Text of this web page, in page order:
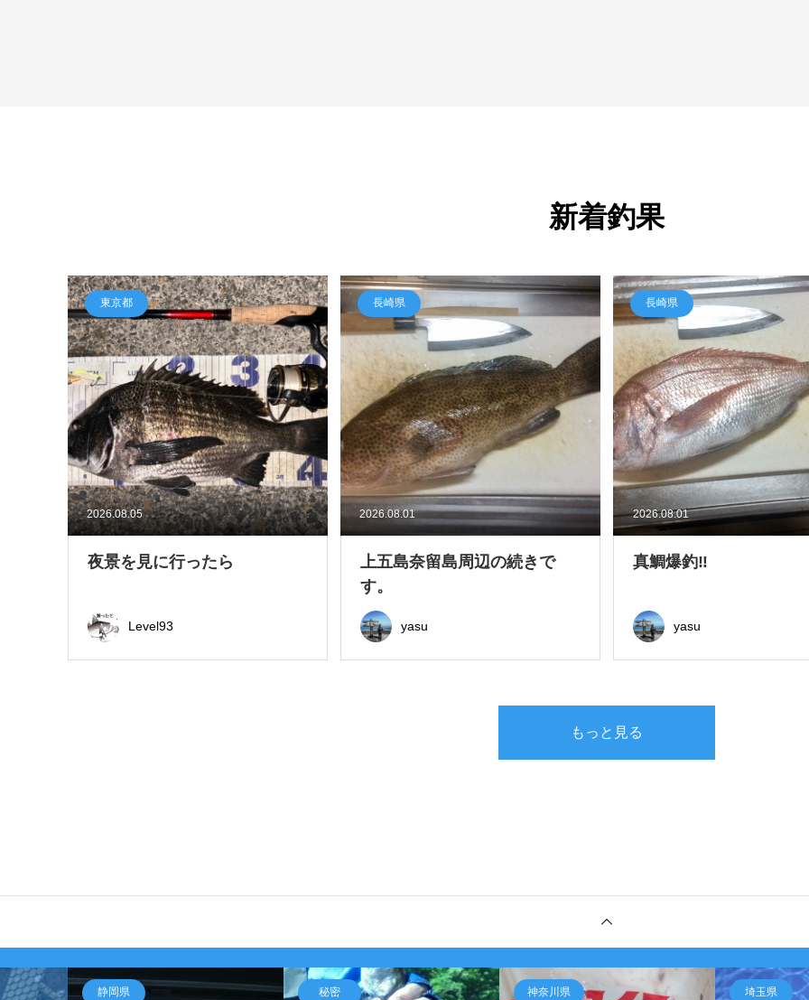
新着釣果
2026.08.05
東京都
夜景を見に行ったら
Level93
2026.08.01
長崎県
上五島奈留島周辺の続きで
す。
yasu
2026.08.01
長崎県
真鯛爆釣‼
yasu
もっと見る
静岡県 秘密 神奈川県 埼玉県